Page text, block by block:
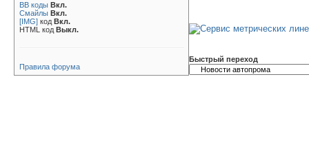
BB коды Вкл.
Смайлы Вкл.
[IMG] код Вкл.
HTML код Выкл.
Правила форума
Быстрый переход